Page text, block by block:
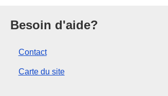
européenne
Besoin d'aide?
Contact
Carte du site